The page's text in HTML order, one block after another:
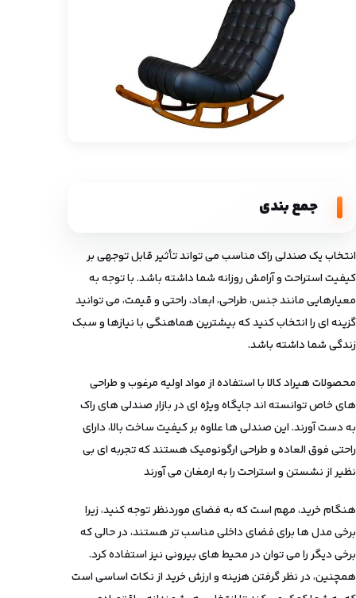
جمع ‌بندی
انتخاب یک صندلی راک مناسب می ‌تواند تأثیر قابل توجهی بر
کیفیت استراحت و آرامش روزانه شما داشته باشد. با توجه به
معیارهایی مانند جنس، طراحی، ابعاد، راحتی و قیمت، می ‌توانید
گزینه‌ ای را انتخاب کنید که بیشترین هماهنگی با نیازها و سبک
زندگی شما داشته باشد.
محصولات هیراد کالا با استفاده از مواد اولیه مرغوب و طراحی
های خاص توانسته‌ اند جایگاه ویژه‌ ای در بازار صندلی ‌های راک
به دست آورند. این صندلی ها علاوه بر کیفیت ساخت بالا، دارای
راحتی فوق ‌العاده و طراحی ارگونومیک هستند که تجربه ‌ای بی
نظیر از نشستن و استراحت را به ارمغان می ‌آورند
هنگام خرید، مهم است که به فضای موردنظر توجه کنید، زیرا
برخی مدل‌ ها برای فضای داخلی مناسب ‌تر هستند، در حالی که
برخی دیگر را می ‌توان در محیط‌ های بیرونی نیز استفاده کرد.
همچنین، در نظر گرفتن هزینه و ارزش خرید از نکات اساسی است